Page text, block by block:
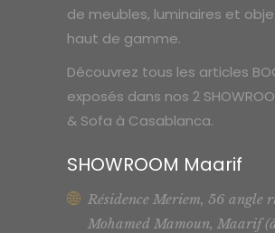
de meubles, luminaires et
haut de gamme.
Découvrez tous les articles
exposés dans nos 2
& Sofa à Casablanca.
SHOWROOM Maarif
Résidence Meriem, 56 angle
Mohamed Mamoun, Maarif